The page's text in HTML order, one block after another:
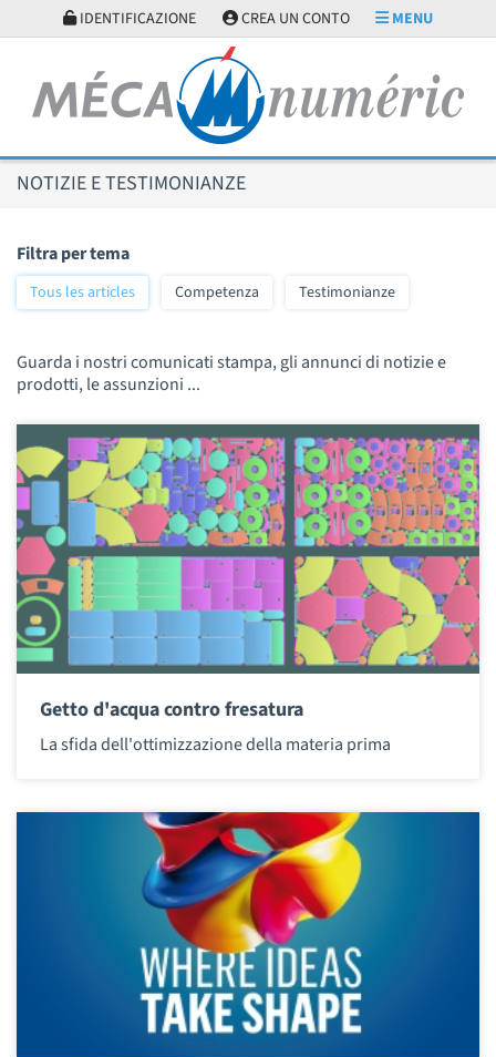
IDENTIFICAZIONE CREA UN CONTO MENU
NOTIZIE E TESTIMONIANZE
Filtra per tema
Tous les articles Competenza Testimonianze
Guarda i nostri comunicati stampa, gli annunci di notizie e
prodotti, le assunzioni ...
Getto d'acqua contro fresatura
La sfida dell'ottimizzazione della materia prima
Pannello di gestione dei cookies